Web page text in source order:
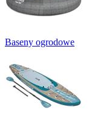
Baseny ogrodowe